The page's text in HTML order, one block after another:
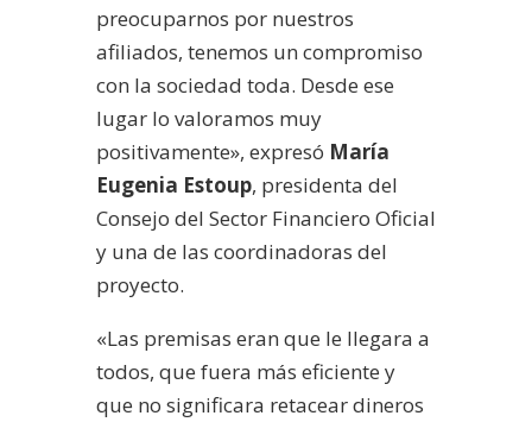
preocuparnos por nuestros
afiliados, tenemos un compromiso
con la sociedad toda. Desde ese
lugar lo valoramos muy
positivamente», expresó María
Eugenia Estoup, presidenta del
Consejo del Sector Financiero Oficial
y una de las coordinadoras del
proyecto.
«Las premisas eran que le llegara a
todos, que fuera más eficiente y
que no significara retacear dineros